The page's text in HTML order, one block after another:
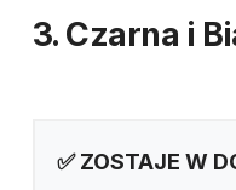
3. Czarna i
✅ ZOSTAJE W